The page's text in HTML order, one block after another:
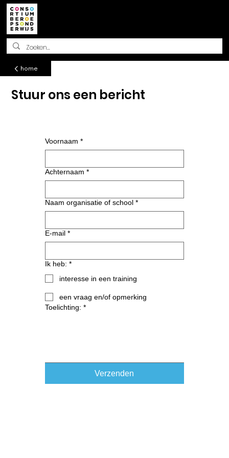
home
Stuur ons een bericht
Voornaam *
Achternaam *
Naam organisatie of school *
E-mail *
Ik heb: *
interesse in een training
een vraag en/of opmerking
Toelichting: *
Verzenden